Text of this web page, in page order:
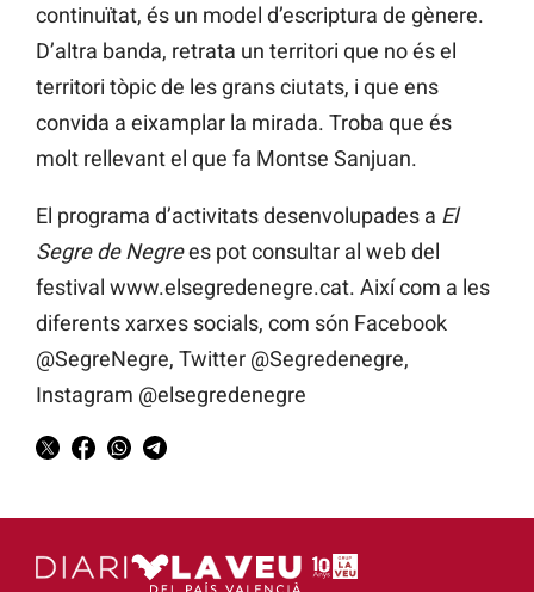
continuïtat, és un model d’escriptura de gènere.
D’altra banda, retrata un territori que no és el
territori tòpic de les grans ciutats, i que ens
convida a eixamplar la mirada. Troba que és
molt rellevant el que fa Montse Sanjuan.
El programa d’activitats desenvolupades a El
Segre de Negrees pot consultar al web del
festival www.elsegredenegre.cat. Així com a les
diferents xarxes socials, com són Facebook
@SegreNegre, Twitter @Segredenegre,
Instagram @elsegredenegre